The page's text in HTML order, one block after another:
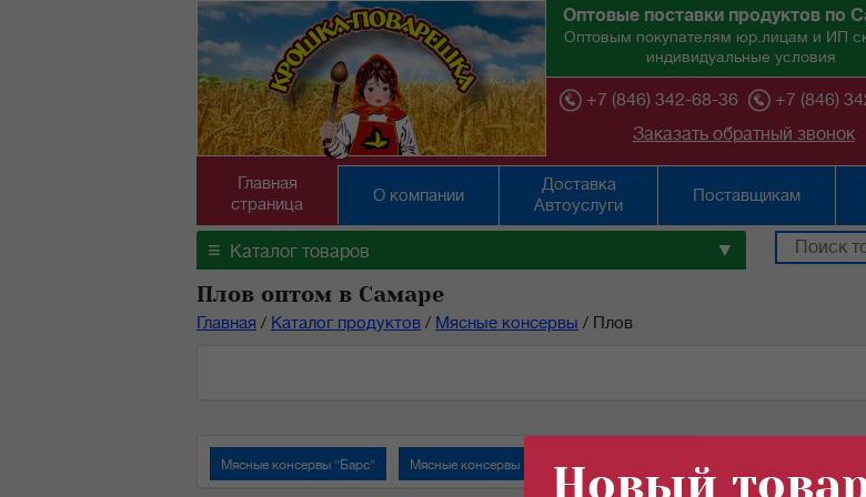
Оптовые поставки продуктов по
Оптовым покупателям юр.лицам и ИП
индивидуальные условия
+7 (846) 342-68-36
+7 (846)
Заказать обратный звонок
Главная
страница
О компании
Доставка
Автоуслуги
Поставщикам
≡ Каталог товаров ▼
Плов оптом в Самаре
Главная / Каталог продуктов / Мясные консервы / Плов
Мясные консервы "Барс" Мясные консервы "Орский мясокомбинат"